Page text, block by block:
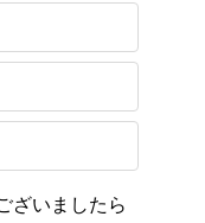
ざいましたら